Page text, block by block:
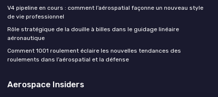
V4 pipeline en cours : comment l’aérospatial façonne un nouveau style
de vie professionnel
Rôle stratégique de la douille à billes dans le guidage linéaire
aéronautique
Comment 1001 roulement éclaire les nouvelles tendances des
roulements dans l’aérospatial et la défense
Aerospace Insiders